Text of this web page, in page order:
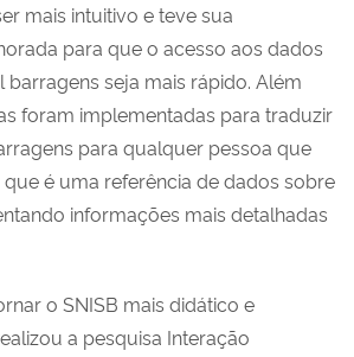
mais intuitivo e teve sua
para que o acesso aos dados
barragens seja mais rápido. Além
foram implementadas para traduzir
para qualquer pessoa que
que é uma referência de dados sobre
informações mais detalhadas
o SNISB mais didático e
a pesquisa Interação